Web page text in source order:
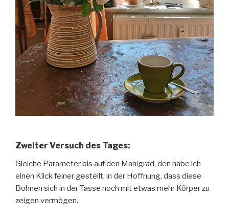
Zweiter Versuch des Tages:
Gleiche Parameter bis auf den Mahlgrad, den habe ich
einen Klick feiner gestellt, in der Hoffnung, dass diese
Bohnen sich in der Tasse noch mit etwas mehr Körper zu
zeigen vermögen.